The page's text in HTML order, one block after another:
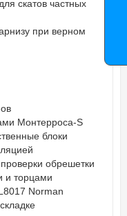
скатов частных
при верном
Монтерроса-S
блоки
обрешетки
и торцами
Norman